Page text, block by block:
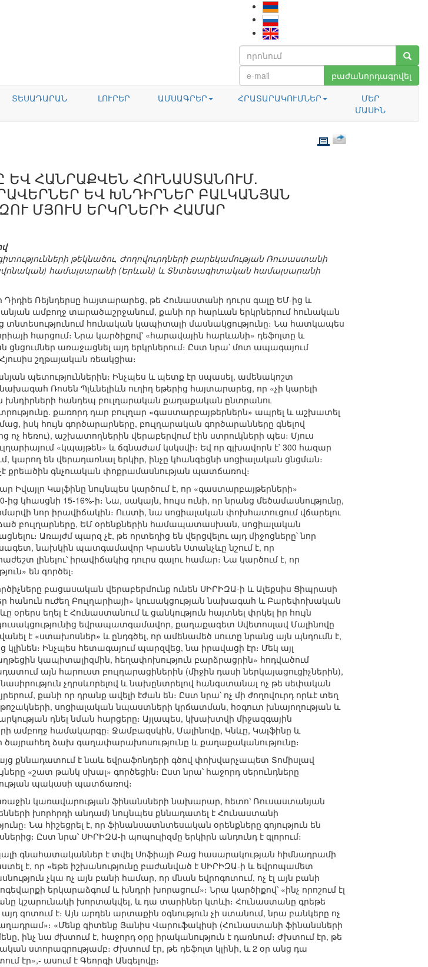
բաժանորդագրվել
ՏԵՍԱԴԱՐԱՆ ԼՈՒՐԵՐ ԱՄՍԱԳՐԵՐ ՀՐԱՏԱՐԱԿՈՒՄՆԵՐ
ՄԵՐ
ՄԱՍԻՆ
ԵՎ ՀԱՆՐԱՔՎԵՆ ՀՈՒՆԱՍՏԱՆՈՒՄ.
ԵՎ ԽՆԴԻՐՆԵՐ ԲԱԼԿԱՆՅԱՆ
ՄՅՈՒՍ ԵՐԿՐՆԵՐԻ ՀԱՄԱՐ
թեկնածու, Ժողովուրդների բարեկամության Ռուսաստանի
համալսարանի (Երևան) և Տնտեսագիտական համալսարանի
Դիդիե Ռեյնդերսը հայտարարեց, թե Հունաստանի դուրս գալը ԵՄ-ից և
ամբողջ տարածաշրջանում, քանի որ հարևան երկրներում հունական
հունական կապիտալի մասնակցությունը։ Նա հատկապես
հարցում։ Նրա կարծիքով՝ «հարավային հարևանի» դեֆոլտը և
ցնցումներ առաջացնել այդ երկրներում։ Ըստ նրա՝ մոտ ապագայում
շղթայական ռեակցիա։
պետություններին։ Ինչպես և պետք էր սպասել, ամենակոշտ
Ռոսեն Պլևնելիևն ուղիղ եթերից հայտարարեց, որ «չի կարելի
խնդիրների հանդեպ բուլղարական քաղաքական ընտրանու
քառորդ դար բուլղար «գաստարբայթերներն» ապրել և աշխատել
իսկ հույն գործարարները, բուլղարական գործարանները գնելով
հեռու), աշխատողներին վերաբերվում էին ստրուկների պես։ Մյուս
«կպայթեն» և ճգնաժամ կսկսվի։ Եվ որ գլխավորն է՝ 300 հազար
կարող են վերադառնալ երկիր, ինչը կհանգեցնի սոցիալական ցնցման։
քրեածին գնչուական փոքրամասնության պատճառով։
Կալֆինը նույնպես կարծում է, որ «գաստարբայթերների»
կհասցնի 15-16%-ի։ Նա, սակայն, հույս ունի, որ նրանց մեծամասնությունը,
նոր իրավիճակին։ Ուստի, նա սոցիալական փոխհատուցում վճարելու
բուլղարները, ԵՄ օրենքներին համապատասխան, սոցիալական
Առայժմ պարզ չէ, թե որտեղից են վերցվելու այդ միջոցները՝ նոր
նախկին պատգամավոր Կրասեն Ստանչևը նշում է, որ
լինելու՝ իրավիճակից դուրս գալու համար։ Նա կարծում է, որ
են գործել։
բացասական վերաբերմունք ունեն ՍԻՐԻԶԱ-ի և Ալեքսիս Ցիպրասի
հանուն ուժեղ Բուլղարիայի» կուսակցության նախագահ և Բարեփոխական
եղել է Հունաստանում և ցանկություն հայտնել փրկել իր հույն
եվրապատգամավոր, քաղաքագետ Սվետոսլավ Մալինովը
է «ստախոսներ» և ընդգծել, որ ամենամեծ սուտը նրանց այն պնդումն է,
կլինեն։ Ինչպես հետագայում պարզվեց, նա իրավացի էր։ Մեկ այլ
կապիտալիզմին, հեղափոխություն բարձրացրին» հոդվածում
այն հարուստ բուլղարացիներին (միջին դասի ներկայացուցիչներին),
չդրսևորելով և նախընտրելով հանգստանալ ոչ թե սեփական
քանի որ դրանք ավելի էժան են։ Ըստ նրա՝ ոչ մի ժողովուրդ որևէ տեղ
սոցիալական նպաստների կրճատման, հօգուտ խնայողության և
դնել նման հարցերը։ Այլապես, կխախտվի միջազգային
ամբողջ համակարգը։ Ջամբազսկին, Մալինովը, Կնևը, Կալֆինը և
ձախ գաղափարախոսությունը և քաղաքականությունը։
քննադատում է նաև եվրաֆոնդերի գծով փոխվարչապետ Տոմիսլավ
«շատ թանկ սխալ» գործեցին։ Ըստ նրա՝ հաջորդ սերունդները
պակասի պատճառով։
կառավարության ֆինանսների նախարար, հետո՝ Ռուսաստանյան
խորհրդի անդամ) նույնպես քննադատել է Հունաստանի
Նա հիշեցրել է, որ ֆինանսատնտեսական օրենքները գոյություն են
Ըստ նրա՝ ՍԻՐԻԶԱ-ի պոպուլիզմը երկիրն անդունդ է գլորում։
գնահատականներ է տվել Սոֆիայի Բաց հասարակության հիմնադրամի
է, որ «եթե իշխանությունը բաժանված է ՍԻՐԻԶԱ-ի և եվրոպամետ
չկա ոչ այն բանի համար, որ մնան եվրոգոտում, ոչ էլ այն բանի
երկարաձգում և խնդրի խորացում»։ Նրա կարծիքով՝ «ինչ որոշում էլ
կշարունակի խորտակվել, և դա տարիներ կտևի։ Հունաստանը գրեթե
գոտում է։ Այն արդեն արտաքին օգնություն չի ստանում, նրա բանկերը ոչ
«Մենք գիտենք Յանիս Վարուֆակիսի (Հունաստանի ֆինանսների
ինչ նա ժխտում է, հաջորդ օրը իրականություն է դառնում։ Ժխտում էր, թե
ստորագրությամբ։ Ժխտում էր, թե դեֆոլտ կլինի, և 2 օր անց դա
էր»,- ասում է Գեորգի Անգելովը։